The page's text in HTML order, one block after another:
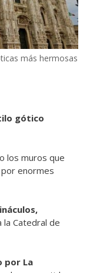
más hermosas
gótico
los muros que
enormes
Catedral de
por La